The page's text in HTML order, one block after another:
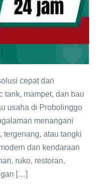
cepat dan
tank, mampet, dan bau
usaha di Probolinggo
menangani
tergenang, atau tangki
dan kendaraan
ruko, restoran,
[…]